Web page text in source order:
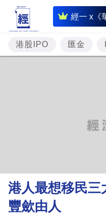
經一 x《
即
時
財
經
理
財
港股IPO 匯金
港人最想移民三
豐歛由人